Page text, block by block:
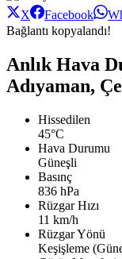
X Facebook
Bağlantı kopyalandı!
Anlık Hava
Adıyaman,
Hissedilen
45°C
Hava Durumu
Güneşli
Basınç
836 hPa
Rüzgar Hızı
11 km/h
Rüzgar Yönü
Keşişleme